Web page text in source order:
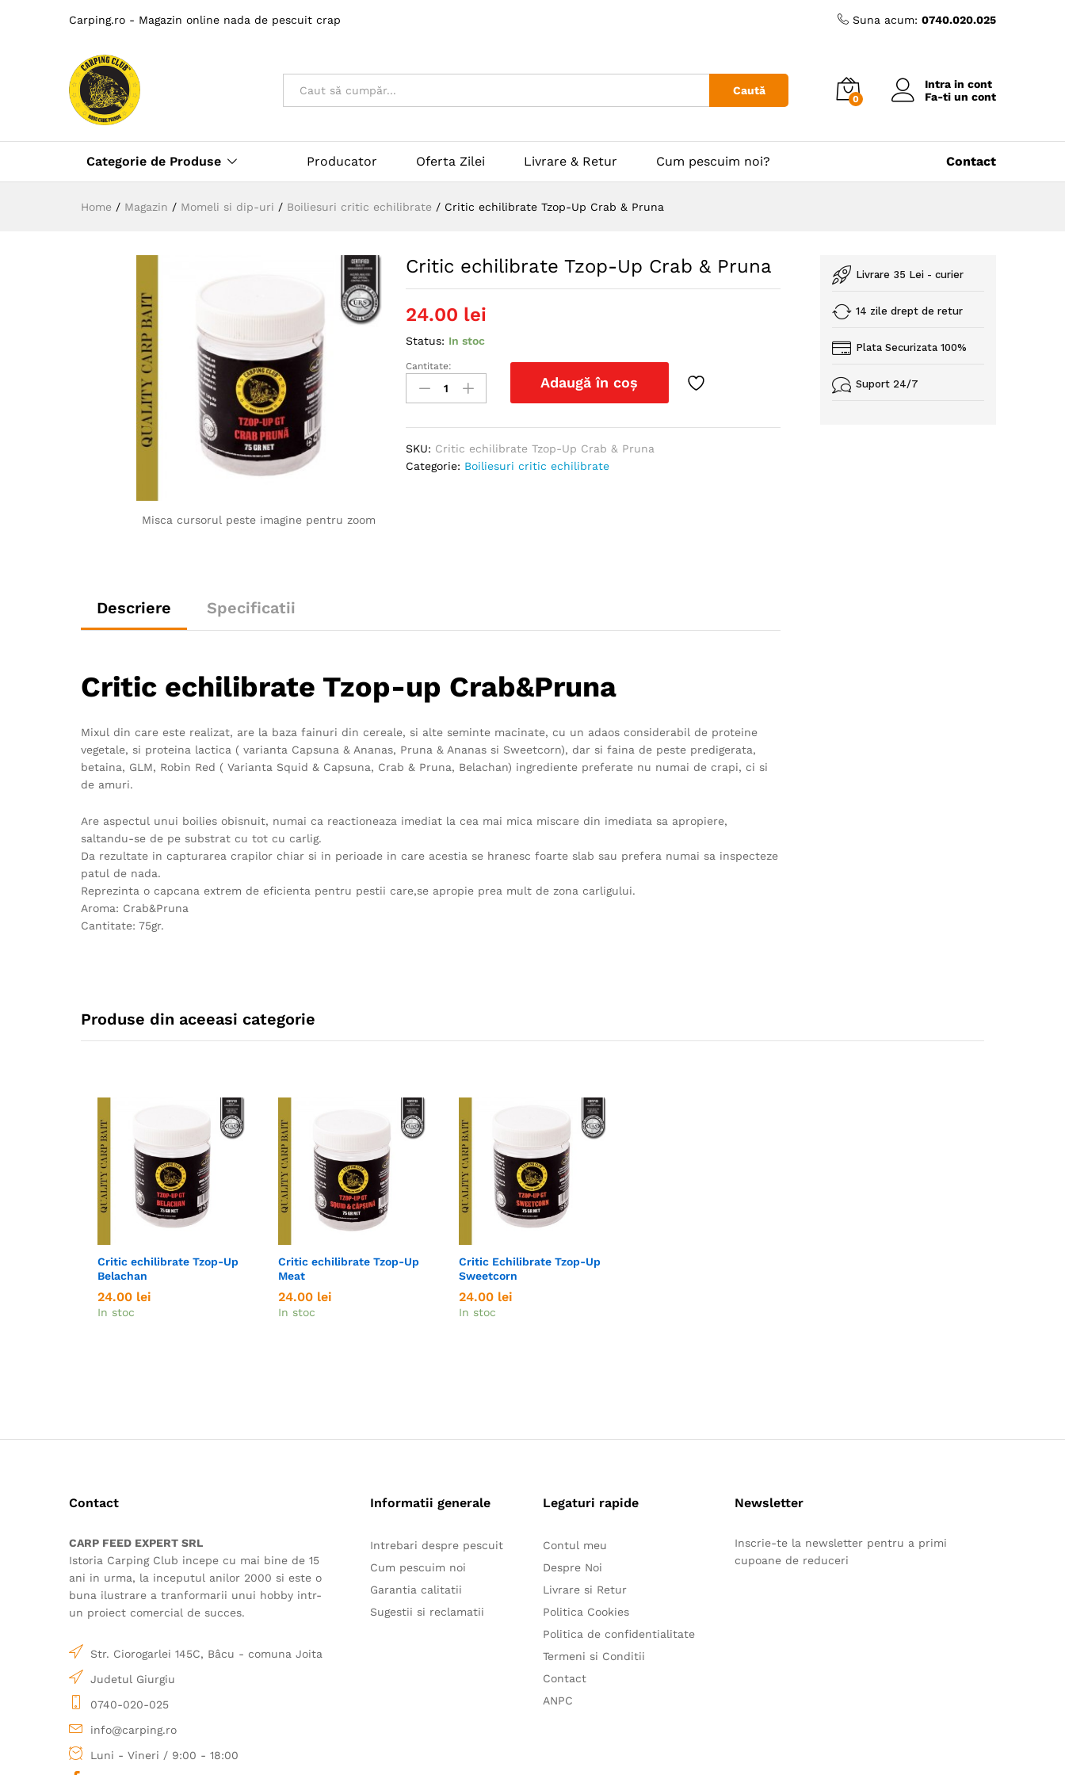
Carping.ro - Magazin online nada de pescuit crap Suna acum: 0740.020.025
Toate Caută
0
Intra in cont
Fa-ti un cont
Categorie de Produse Producator Oferta Zilei Livrare & Retur Cum pescuim noi? Contact
Home / Magazin / Momeli si dip-uri / Boiliesuri critic echilibrate / Critic echilibrate Tzop-Up Crab & Pruna
Misca cursorul peste imagine pentru zoom
Critic echilibrate Tzop-Up Crab & Pruna
24.00 lei
Status: In stoc
Critic
echilibrate
Tzop-
&
Pruna
Cantitate:
Adaugă în coș
SKU: Critic echilibrate Tzop-Up Crab & Pruna
Categorie: Boiliesuri critic echilibrate
Descriere Specificatii
Critic echilibrate Tzop-up Crab&Pruna
Mixul din care este realizat, are la baza fainuri din cereale, si alte seminte macinate, cu un adaos considerabil de proteine
vegetale, si proteina lactica ( varianta Capsuna & Ananas, Pruna & Ananas si Sweetcorn), dar si faina de peste predigerata,
betaina, GLM, Robin Red ( Varianta Squid & Capsuna, Crab & Pruna, Belachan) ingrediente preferate nu numai de crapi, ci si
de amuri.
Are aspectul unui boilies obisnuit, numai ca reactioneaza imediat la cea mai mica miscare din imediata sa apropiere,
saltandu-se de pe substrat cu tot cu carlig.
Da rezultate in capturarea crapilor chiar si in perioade in care acestia se hranesc foarte slab sau prefera numai sa inspecteze
patul de nada.
Reprezinta o capcana extrem de eficienta pentru pestii care,se apropie prea mult de zona carligului.
Aroma: Crab&Pruna
Cantitate: 75gr.
Livrare 35 Lei - curier
14 zile drept de retur
Plata Securizata 100%
Suport 24/7
Produse din aceeasi categorie
Critic echilibrate Tzop-Up
Belachan
24.00 lei
In stoc
24.00 lei
Critic echilibrate Tzop-Up
Meat
24.00 lei
In stoc
24.00 lei
Critic Echilibrate Tzop-Up
Sweetcorn
24.00 lei
In stoc
24.00 lei
Contact
CARP FEED EXPERT SRL
Istoria Carping Club incepe cu mai bine de 15
ani in urma, la inceputul anilor 2000 si este o
buna ilustrare a tranformarii unui hobby intr-
un proiect comercial de succes.
Str. Ciorogarlei 145C, Bâcu - comuna Joita
Judetul Giurgiu
0740-020-025
info@carping.ro
Luni - Vineri / 9:00 - 18:00
Informatii generale
Intrebari despre pescuit
Cum pescuim noi
Garantia calitatii
Sugestii si reclamatii
Legaturi rapide
Contul meu
Despre Noi
Livrare si Retur
Politica Cookies
Politica de confidentialitate
Termeni si Conditii
Contact
ANPC
Newsletter
Inscrie-te la newsletter pentru a primi
cupoane de reduceri